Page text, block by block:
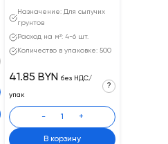
Назначение: Для сыпучих
грунтов
Расход на м²: 4-6 шт.
Количество в упаковке: 500
41.85 BYN без НДС/
упак
?
- +
В корзину